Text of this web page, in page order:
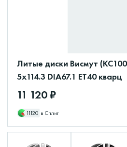
Литые диски Висмут
5x114.3 DIA67.1 ET40 кварц
11 120 ₽
11120 в Сплит